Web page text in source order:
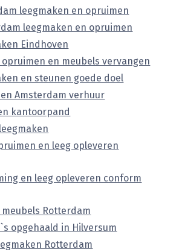
leegmaken en opruimen
leegmaken en opruimen
Eindhoven
en meubels vervangen
en steunen goede doel
Amsterdam verhuur
kantoorpand
en leeg opleveren
en leeg opleveren conform
Rotterdam
opgehaald in Hilversum
Rotterdam